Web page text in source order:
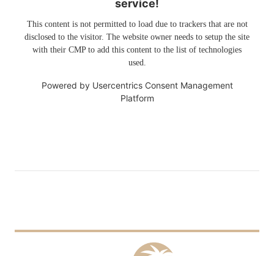
service!
This content is not permitted to load due to trackers that are not
disclosed to the visitor. The website owner needs to setup the site
with their CMP to add this content to the list of technologies
used.
Powered by Usercentrics Consent Management
Platform